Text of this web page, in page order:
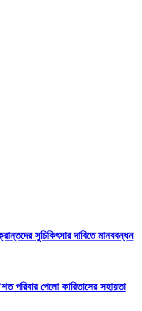
সুচিকিৎসার দাবিতে মানববন্ধন
পরিবার পেলো কারিতাসের সহায়তা